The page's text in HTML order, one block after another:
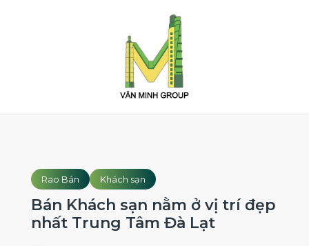
Rao Bán Khách sạn
Bán Khách sạn nằm ở vị trí đẹp
nhất Trung Tâm Đà Lạt